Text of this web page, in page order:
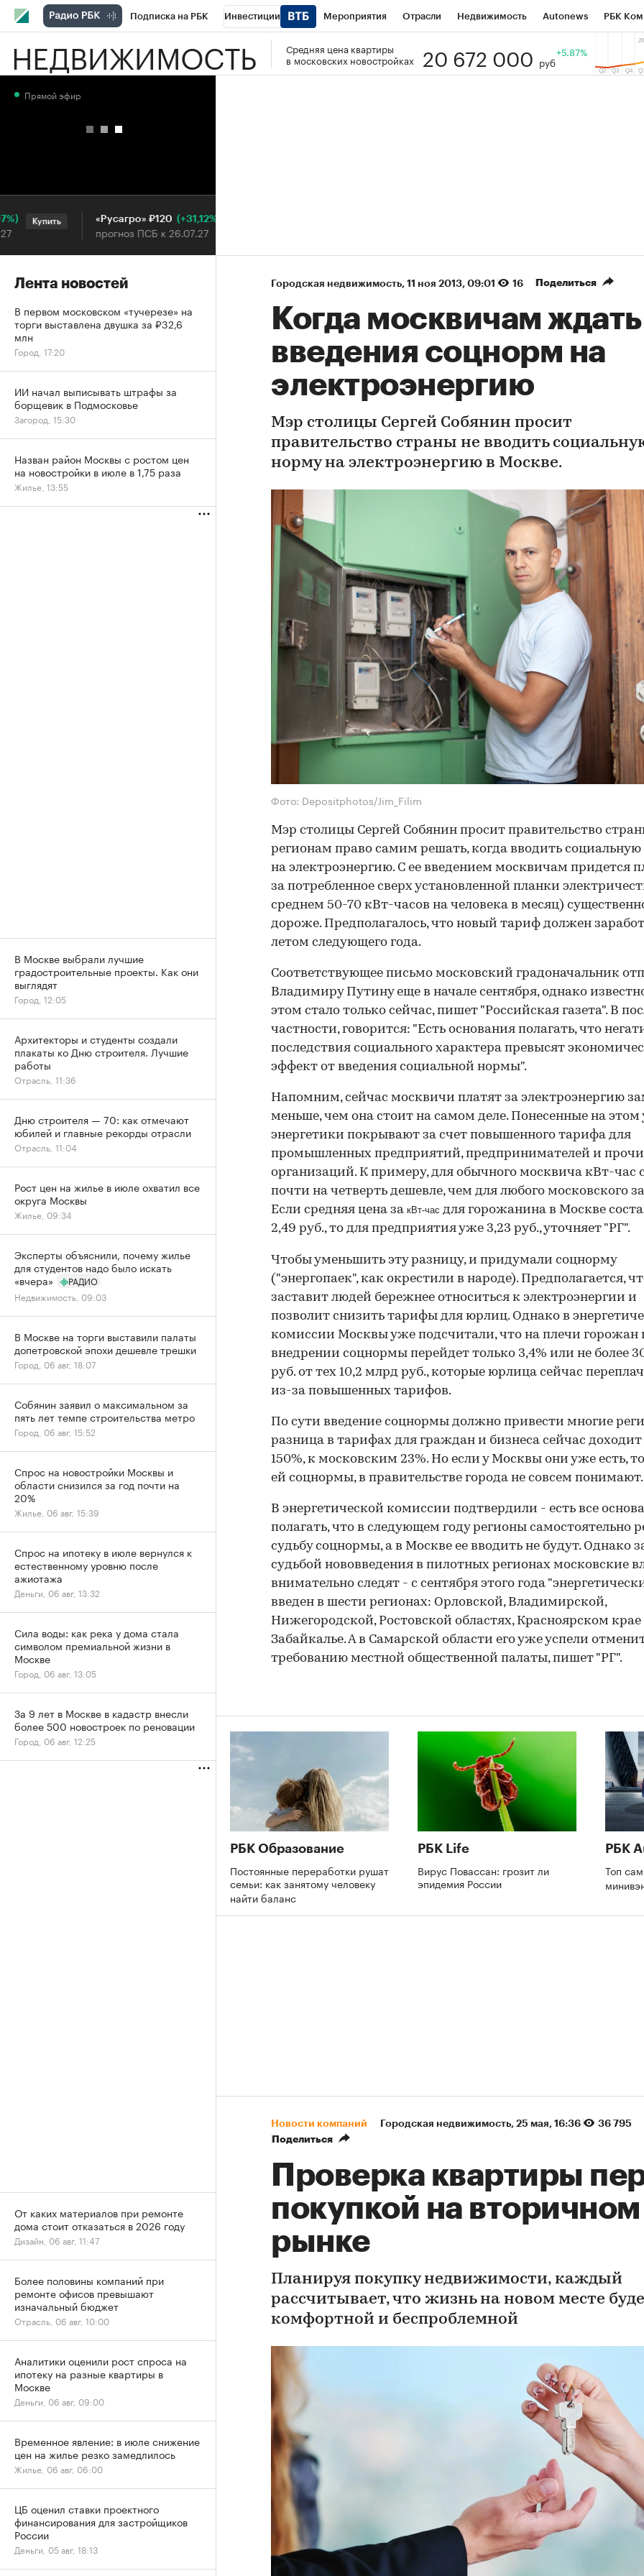
Подписка на РБК Инвестиции Мероприятия Отрасли Недвижимость Autonews РБК
РБК Вино Спорт Школа управления РБК РБК Образование Тренды
НЕДВИЖИМОСТЬ
Средняя цена квартиры
в московских новостройках
20 672 000 руб
+5.87%
Городская недвижимость⁠, 11 ноя 2013, 09:01 16 Поделиться
Когда москвичам ждать
введения соцнорм на
электроэнергию
Мэр столицы Сергей Собянин просит
правительство страны не вводить
норму на электроэнергию в Москве.
Фото: Depositphotos/Jim_Filim
Мэр столицы Сергей Собянин просит правительство
регионам право самим решать, когда вводить
на электроэнергию. С ее введением москвичам придется
за потребленное сверх установленной планки
среднем 50-70 кВт-часов на человека в месяц)
дороже. Предполагалось, что новый тариф должен
летом следующего года.
Соответствующее письмо московский градоначальник
Владимиру Путину еще в начале сентября, однако
этом стало только сейчас, пишет "Российская газета". В
частности, говорится: "Есть основания полагать, что
последствия социального характера превысят
эффект от введения социальной нормы".
Напомним, сейчас москвичи платят за электроэнергию
меньше, чем она стоит на самом деле. Понесенные на
энергетики покрывают за счет повышенного тарифа для
промышленных предприятий, предпринимателей и
организаций. К примеру, для обычного москвича кВт-час
почти на четверть дешевле, чем для любого московского
Если средняя цена за кВт-час для горожанина в Москве
2,49 руб., то для предприятия уже 3,23 руб., уточняет "РГ".
Чтобы уменьшить эту разницу, и придумали соцнорму
("энергопаек", как окрестили в народе). Предполагается,
заставит людей бережнее относиться к электроэнергии и
позволит снизить тарифы для юрлиц. Однако в
комиссии Москвы уже подсчитали, что на плечи горожан
внедрении соцнормы перейдет только 3,4% или не более
руб. от тех 10,2 млрд руб., которые юрлица сейчас
из-за повышенных тарифов.
По сути введение соцнормы должно привести многие
разница в тарифах для граждан и бизнеса сейчас доходит
150%, к московским 23%. Но если у Москвы они уже есть,
ей соцнормы, в правительстве города не совсем понимают.
В энергетической комиссии подтвердили - есть все
полагать, что в следующем году регионы самостоятельно
судьбу соцнормы, а в Москве ее вводить не будут. Однако
судьбой нововведения в пилотных регионах московские
внимательно следят - с сентября этого года
введен в шести регионах: Орловской, Владимирской,
Нижегородской, Ростовской областях, Красноярском крае
Забайкалье. А в Самарской области его уже успели
требованию местной общественной палаты, пишет "РГ".
РБК Образование
Постоянные переработки рушат
семьи: как занятому человеку
найти баланс
РБК Life
Вирус Повассан: грозит ли
эпидемия России
РБК
Топ
Новости компаний Городская недвижимость⁠, 25 мая, 16:36
36 795
Поделиться
Проверка квартиры
покупкой на вторичном
рынке
Планируя покупку недвижимости, каждый
рассчитывает, что жизнь на новом месте
комфортной и беспроблемной
Прямой эфир
Купить «Русагро» ₽120 (+31,12%)
прогноз ПСБ к 26.07.27
Лента новостей
В первом московском «тучерезе» на
торги выставлена двушка за ₽32,6
млн
Город, 17:20
ИИ начал выписывать штрафы за
борщевик в Подмосковье
Загород, 15:30
Назван район Москвы с ростом цен
на новостройки в июле в 1,75 раза
Жилье, 13:55
В Москве выбрали лучшие
градостроительные проекты. Как они
выглядят
Город, 12:05
Архитекторы и студенты создали
плакаты ко Дню строителя. Лучшие
работы
Отрасль, 11:36
Дню строителя — 70: как отмечают
юбилей и главные рекорды отрасли
Отрасль, 11:04
Рост цен на жилье в июле охватил все
округа Москвы
Жилье, 09:34
Эксперты объяснили, почему жилье
для студентов надо было искать
«вчера»
РАДИО
Недвижимость, 09:03
В Москве на торги выставили палаты
допетровской эпохи дешевле трешки
Город, 06 авг, 18:07
Собянин заявил о максимальном за
пять лет темпе строительства метро
Город, 06 авг, 15:52
Спрос на новостройки Москвы и
области снизился за год почти на
20%
Жилье, 06 авг, 15:39
Спрос на ипотеку в июле вернулся к
естественному уровню после
ажиотажа
Деньги, 06 авг, 13:32
Сила воды: как река у дома стала
символом премиальной жизни в
Москве
Город, 06 авг, 13:05
За 9 лет в Москве в кадастр внесли
более 500 новостроек по реновации
Город, 06 авг, 12:25
От каких материалов при ремонте
дома стоит отказаться в 2026 году
Дизайн, 06 авг, 11:47
Более половины компаний при
ремонте офисов превышают
изначальный бюджет
Отрасль, 06 авг, 10:00
Аналитики оценили рост спроса на
ипотеку на разные квартиры в
Москве
Деньги, 06 авг, 09:00
Временное явление: в июле снижение
цен на жилье резко замедлилось
Жилье, 06 авг, 06:00
ЦБ оценил ставки проектного
финансирования для застройщиков
России
Деньги, 05 авг, 18:13